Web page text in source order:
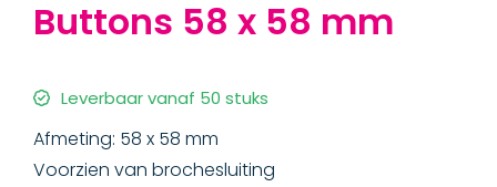
Buttons 58 x 58 mm
Leverbaar vanaf 50 stuks
Afmeting: 58 x 58 mm
Voorzien van brochesluiting
MERCHANDISE
BADGES & LABELS